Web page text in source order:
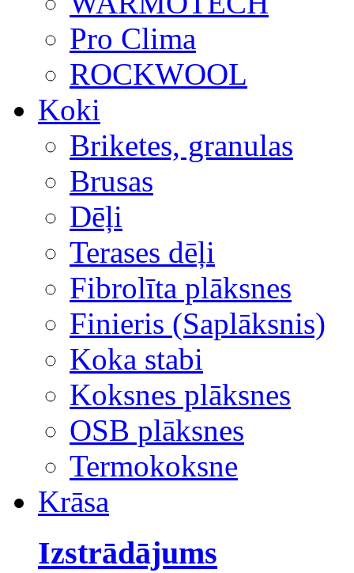
Pro Clima
ROCKWOOL
Koki
Briketes, granulas
Brusas
Dēļi
Terases dēļi
Fibrolīta plāksnes
Finieris (Saplāksnis)
Koka stabi
Koksnes plāksnes
OSB plāksnes
Termokoksne
Krāsa
Izstrādājums